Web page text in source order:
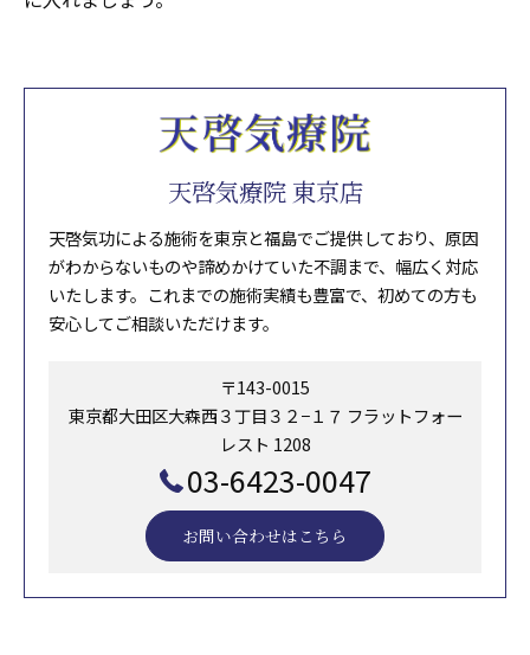
天啓気療院 東京店
天啓気功による施術を東京と福島でご提供しており、原因
がわからないものや諦めかけていた不調まで、幅広く対応
いたします。これまでの施術実績も豊富で、初めての方も
安心してご相談いただけます。
〒143-0015
東京都大田区大森西３丁目３２−１７ フラットフォー
レスト 1208
03-6423-0047
お問い合わせはこちら